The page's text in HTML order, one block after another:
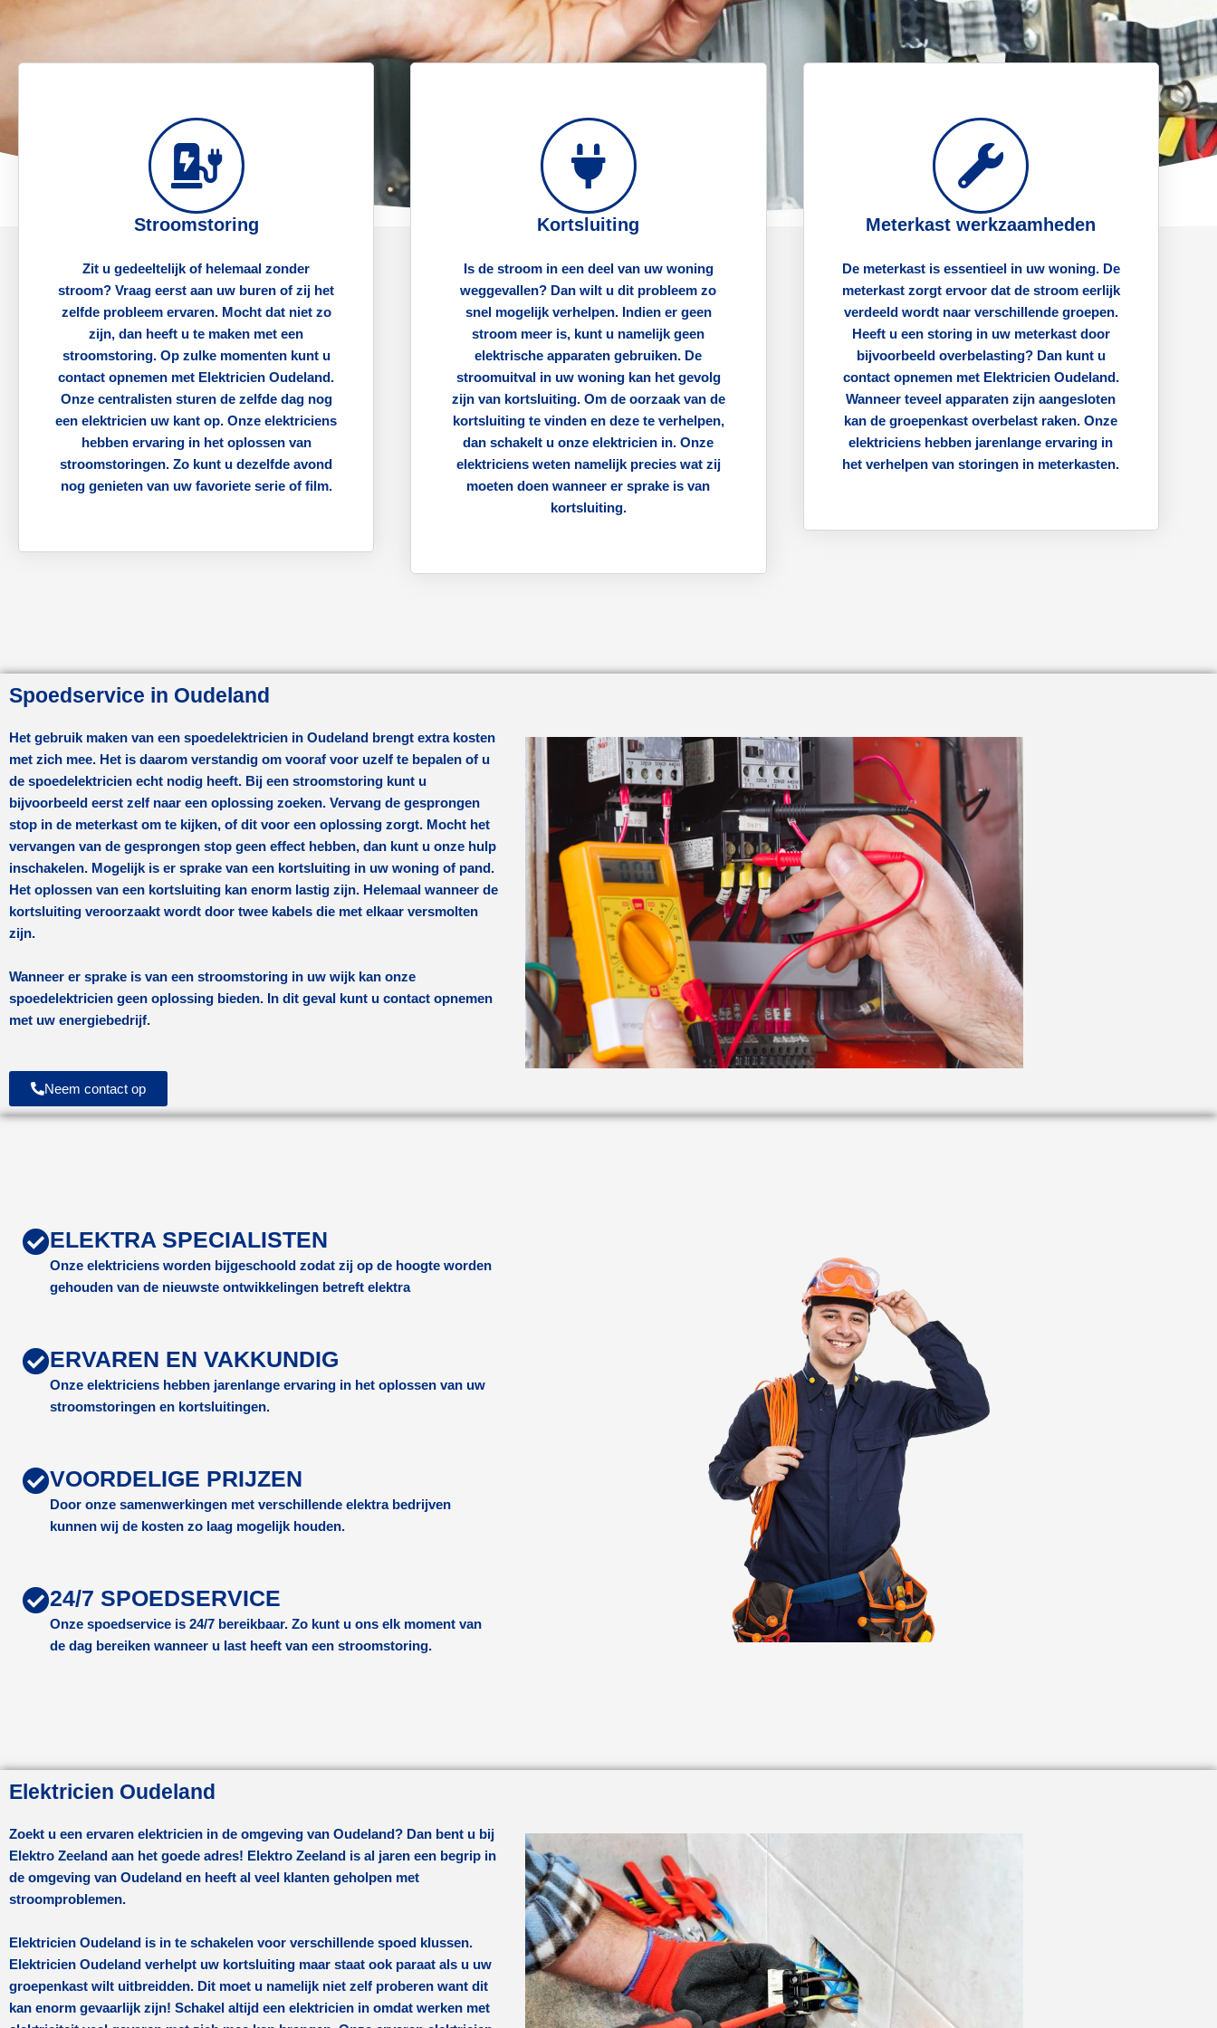
Stroomstoring
Zit u gedeeltelijk of helemaal zonder
stroom? Vraag eerst aan uw buren of zij het
zelfde probleem ervaren. Mocht dat niet zo
zijn, dan heeft u te maken met een
stroomstoring. Op zulke momenten kunt u
contact opnemen met Elektricien Oudeland.
Onze centralisten sturen de zelfde dag nog
een elektricien uw kant op. Onze elektriciens
hebben ervaring in het oplossen van
stroomstoringen. Zo kunt u dezelfde avond
nog genieten van uw favoriete serie of film.
Kortsluiting
Is de stroom in een deel van uw woning
weggevallen? Dan wilt u dit probleem zo
snel mogelijk verhelpen. Indien er geen
stroom meer is, kunt u namelijk geen
elektrische apparaten gebruiken. De
stroomuitval in uw woning kan het gevolg
zijn van kortsluiting. Om de oorzaak van de
kortsluiting te vinden en deze te verhelpen,
dan schakelt u onze elektricien in. Onze
elektriciens weten namelijk precies wat zij
moeten doen wanneer er sprake is van
kortsluiting.
Meterkast werkzaamheden
De meterkast is essentieel in uw woning. De
meterkast zorgt ervoor dat de stroom eerlijk
verdeeld wordt naar verschillende groepen.
Heeft u een storing in uw meterkast door
bijvoorbeeld overbelasting? Dan kunt u
contact opnemen met Elektricien Oudeland.
Wanneer teveel apparaten zijn aangesloten
kan de groepenkast overbelast raken. Onze
elektriciens hebben jarenlange ervaring in
het verhelpen van storingen in meterkasten.
Spoedservice in Oudeland
Het gebruik maken van een spoedelektricien in Oudeland brengt extra kosten
met zich mee. Het is daarom verstandig om vooraf voor uzelf te bepalen of u
de spoedelektricien echt nodig heeft. Bij een stroomstoring kunt u
bijvoorbeeld eerst zelf naar een oplossing zoeken. Vervang de gesprongen
stop in de meterkast om te kijken, of dit voor een oplossing zorgt. Mocht het
vervangen van de gesprongen stop geen effect hebben, dan kunt u onze hulp
inschakelen. Mogelijk is er sprake van een kortsluiting in uw woning of pand.
Het oplossen van een kortsluiting kan enorm lastig zijn. Helemaal wanneer de
kortsluiting veroorzaakt wordt door twee kabels die met elkaar versmolten
zijn.
Wanneer er sprake is van een stroomstoring in uw wijk kan onze
spoedelektricien geen oplossing bieden. In dit geval kunt u contact opnemen
met uw energiebedrijf.
Neem contact op
ELEKTRA SPECIALISTEN
Onze elektriciens worden bijgeschoold zodat zij op de hoogte worden
gehouden van de nieuwste ontwikkelingen betreft elektra
ERVAREN EN VAKKUNDIG
Onze elektriciens hebben jarenlange ervaring in het oplossen van uw
stroomstoringen en kortsluitingen.
VOORDELIGE PRIJZEN
Door onze samenwerkingen met verschillende elektra bedrijven
kunnen wij de kosten zo laag mogelijk houden.
24/7 SPOEDSERVICE
Onze spoedservice is 24/7 bereikbaar. Zo kunt u ons elk moment van
de dag bereiken wanneer u last heeft van een stroomstoring.
Elektricien Oudeland
Zoekt u een ervaren elektricien in de omgeving van Oudeland? Dan bent u bij
Elektro Zeeland aan het goede adres! Elektro Zeeland is al jaren een begrip in
de omgeving van Oudeland en heeft al veel klanten geholpen met
stroomproblemen.
Elektricien Oudeland is in te schakelen voor verschillende spoed klussen.
Elektricien Oudeland verhelpt uw kortsluiting maar staat ook paraat als u uw
groepenkast wilt uitbreidden. Dit moet u namelijk niet zelf proberen want dit
kan enorm gevaarlijk zijn! Schakel altijd een elektricien in omdat werken met